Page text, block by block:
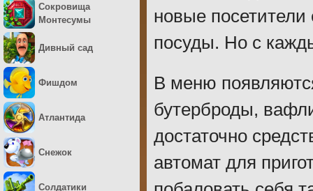
новые посетители
посуды. Но с
В меню
бутерброды,
достаточно
автомат для
Сокровища
Монтесумы
Дивный сад
Фишдом
Атлантида
Снежок
Солдатики